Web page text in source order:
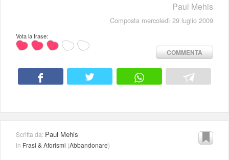
Paul Mehis
Composta mercoledì 29 luglio 2009
Vota la frase:
COMMENTA
Scritta da: Paul Mehis
in Frasi & Aforismi (Abbandonare)